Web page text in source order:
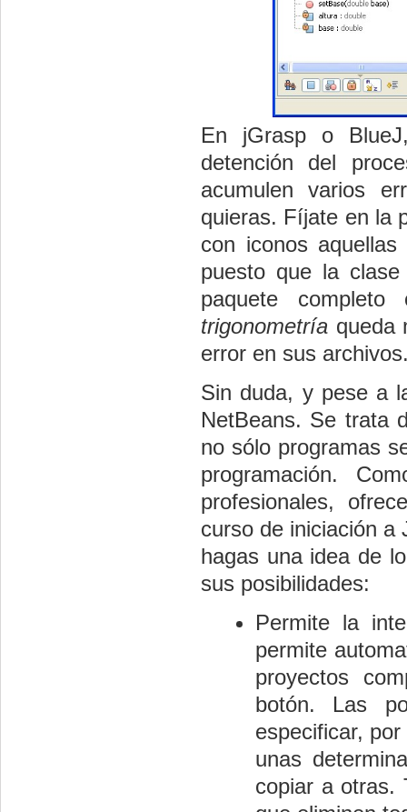
En jGrasp o
detención del
acumulen varios
quieras. Fíjate en la
con iconos
puesto que la
paquete
trigonometría queda
error en sus
Sin duda, y pese a
NetBeans. Se trata
no sólo programas
programación.
profesionales,
curso de iniciación a
hagas una idea de
sus posibilidades:
Permite la
permite
proyectos
botón. Las
especificar,
unas
copiar a otras.